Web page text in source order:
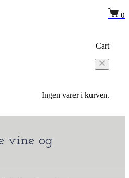
0
Cart
Ingen varer i kurven.
vine og